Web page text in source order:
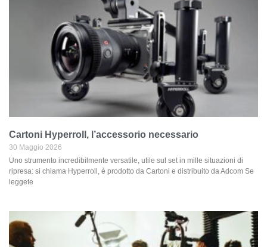
Cartoni Hyperroll, l’accessorio necessario
30 Maggio 2026
Uno strumento incredibilmente versatile, utile sul set in mille situazioni di
ripresa: si chiama Hyperroll, è prodotto da Cartoni e distribuito da Adcom Se
leggete